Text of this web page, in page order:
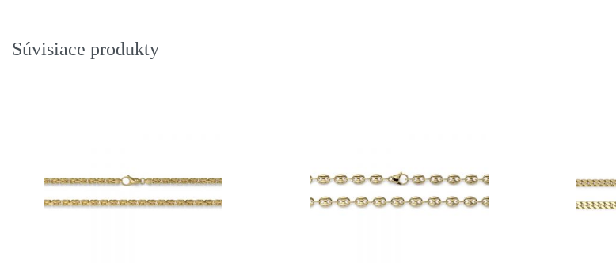
Súvisiace produkty